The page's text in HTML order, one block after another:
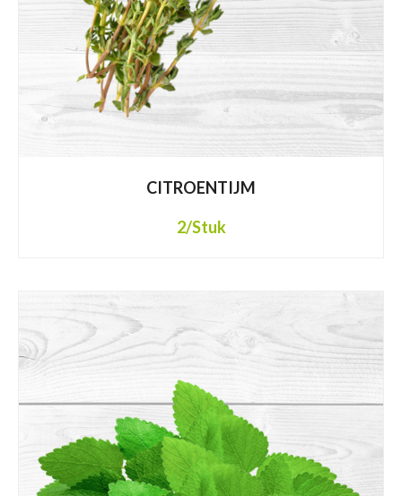
CITROENTIJM
2/Stuk